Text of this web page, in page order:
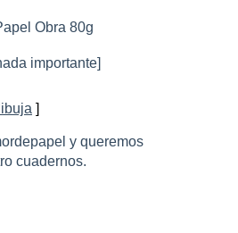
Obra 80g
importante]
]
y queremos
cuadernos.